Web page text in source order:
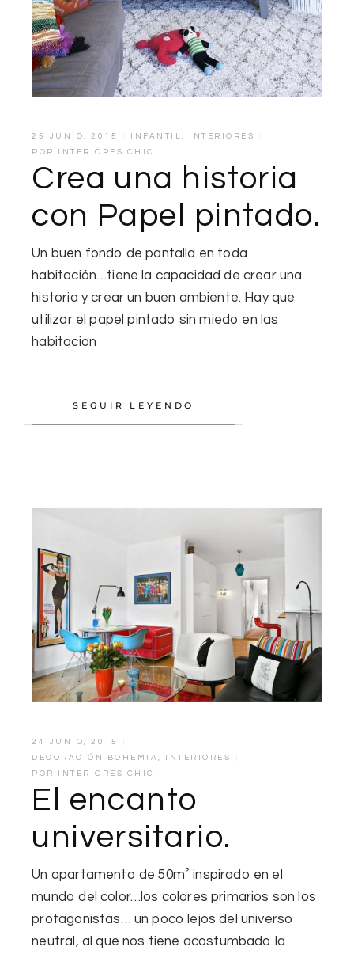
25 JUNIO, 2015 INFANTIL,
INTERIORES
POR
INTERIORES CHIC
Crea una historia
con Papel pintado.
Un buen fondo de pantalla en toda
habitación…tiene la capacidad de crear una
historia y crear un buen ambiente. Hay que
utilizar el papel pintado sin miedo en las
habitacion
SEGUIR LEYENDO
24 JUNIO, 2015
DECORACIÓN BOHEMIA,
INTERIORES
POR
INTERIORES CHIC
El encanto
universitario.
Un apartamento de 50m² inspirado en el
mundo del color…los colores primarios son los
protagonistas… un poco lejos del universo
neutral, al que nos tiene acostumbado la